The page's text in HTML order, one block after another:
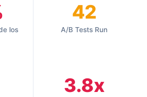
los
42
A/B Tests Run
3.8x